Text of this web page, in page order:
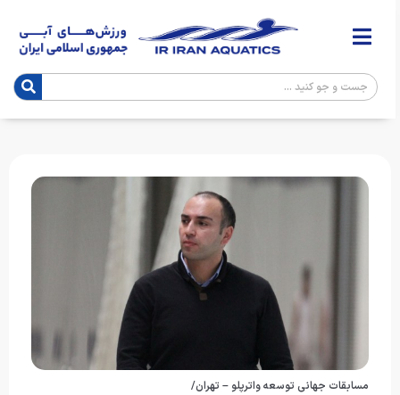
مسابقات جهانی توسعه واترپلو – تهران/